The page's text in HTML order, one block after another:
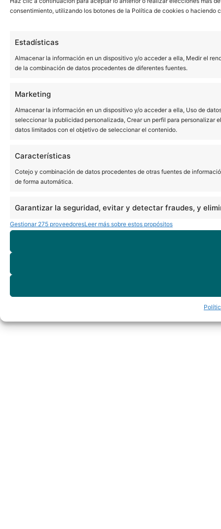
consentimiento, utilizando los botones de la Política de cookies o
Estadísticas
Almacenar la información en un dispositivo y/o acceder a ella, Medir el
de la combinación de datos procedentes de diferentes fuentes.
Marketing
Almacenar la información en un dispositivo y/o acceder a ella, Uso de
seleccionar la publicidad personalizada, Crear un perfil para personalizar
datos limitados con el objetivo de seleccionar el contenido.
Características
Cotejo y combinación de datos procedentes de otras fuentes de
de forma automática.
Garantizar la seguridad, evitar y detectar fraudes, y
Gestionar 275 proveedoresLeer más sobre estos propósitos